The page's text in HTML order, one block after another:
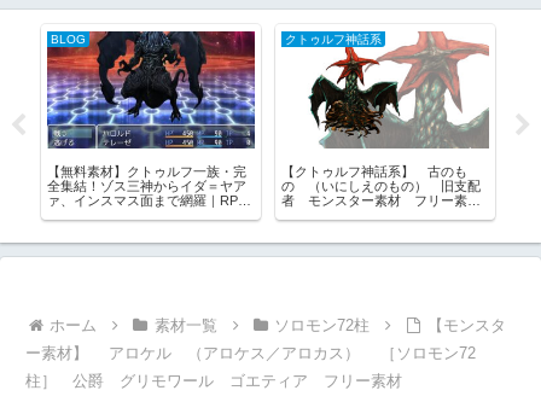
BLOG
【無料素材】クトゥルフ一族・完
全集結！ゾス三神からイダ＝ヤア
ァ、インスマス面まで網羅｜RPG
クトゥルフ神話系
【クトゥルフ神話系】 古のも
の （いにしえのもの） 旧支配
者 モンスター素材 フリー素
ホーム 素材一覧 ソロモン72柱
【モンスタ
ー素材】 アロケル （アロケス／アロカス） ［ソロモン72
柱］ 公爵 グリモワール ゴエティア フリー素材